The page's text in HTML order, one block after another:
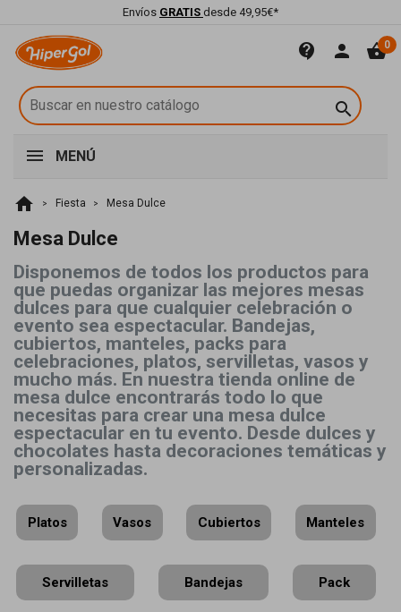
Envíos GRATIS desde 49,95€*
contact_support person shopping_basket0

MENÚ
home Fiesta Mesa Dulce
Mesa Dulce
Disponemos de todos los productos para
que puedas organizar las mejores mesas
dulces para que cualquier celebración o
evento sea espectacular. Bandejas,
cubiertos, manteles, packs para
celebraciones, platos, servilletas, vasos y
mucho más. En nuestra tienda online de
mesa dulce encontrarás todo lo que
necesitas para crear una mesa dulce
espectacular en tu evento. Desde dulces y
chocolates hasta decoraciones temáticas y
personalizadas.
Platos Vasos Cubiertos Manteles
Servilletas Bandejas Pack